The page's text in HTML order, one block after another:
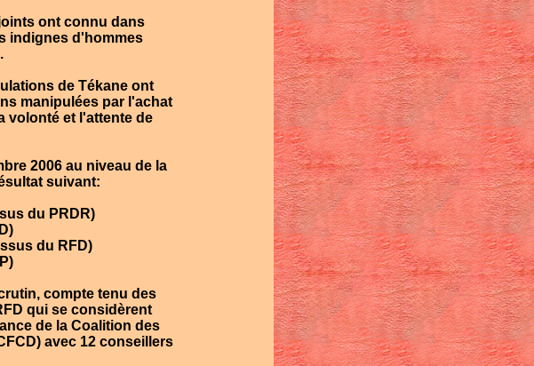
ont connu dans
indignes d'hommes
de Tékane ont
manipulées par l'achat
volonté et l'attente de
2006 au niveau de la
suivant:
du PRDR)
du RFD)
compte tenu des
qui se considèrent
de la Coalition des
avec 12 conseillers